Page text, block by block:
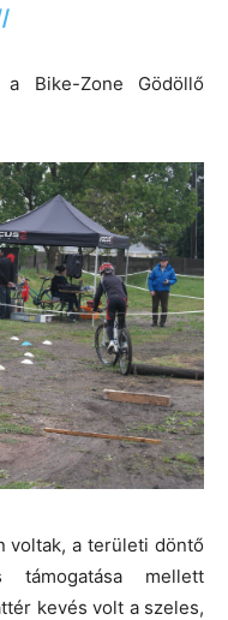
Bike-Zone Gödöllő
voltak, a területi döntő
mellett
kevés volt a szeles,